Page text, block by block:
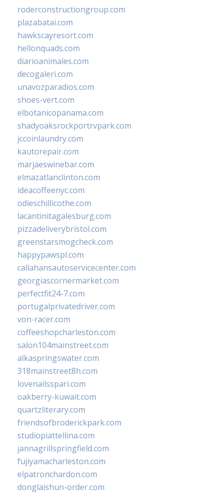
roderconstructiongroup.com
plazabatai.com
hawkscayresort.com
hellonquads.com
diarioanimales.com
decogaleri.com
unavozparadios.com
shoes-vert.com
elbotanicopanama.com
shadyoaksrockportrvpark.com
jccoinlaundry.com
kautorepair.com
marjaeswinebar.com
elmazatlanclinton.com
ideacoffeenyc.com
odieschillicothe.com
lacantinitagalesburg.com
pizzadeliverybristol.com
greenstarsmogcheck.com
happypawspl.com
callahansautoservicecenter.com
georgiascornermarket.com
perfectfit24-7.com
portugalprivatedriver.com
von-racer.com
coffeeshopcharleston.com
salon104mainstreet.com
alkaspringswater.com
318mainstreet8h.com
lovenailsspari.com
oakberry-kuwait.com
quartzliterary.com
friendsofbroderickpark.com
studiopiattellina.com
jannagrillspringfield.com
fujiyamacharleston.com
elpatronchardon.com
donglaishun-order.com